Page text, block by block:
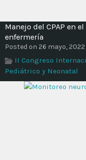
Manejo del CPAP en
enfermería
Posted on 26 mayo, 2022
II Congreso
Pediátrico y Neonatal